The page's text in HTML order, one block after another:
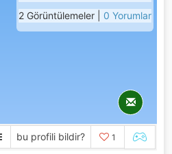
2 Görüntülemeler | 0 Yorumlar
bu profili bildir? 1